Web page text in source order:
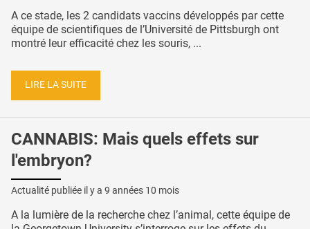
A ce stade, les 2 candidats vaccins développés par cette
équipe de scientifiques de l’Université de Pittsburgh ont
montré leur efficacité chez les souris, ...
LIRE LA SUITE
CANNABIS: Mais quels effets sur
l'embryon?
Actualité publiée il y a 9 années 10 mois
A la lumière de la recherche chez l’animal, cette équipe de